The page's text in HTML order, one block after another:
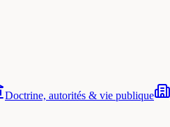
Doctrine, autorités & vie publique